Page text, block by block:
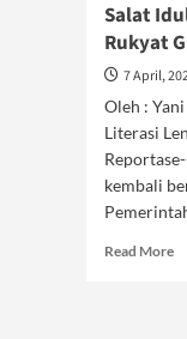
Salat
Rukyat
7 April,
Oleh :
Literasi
kembali
Read More